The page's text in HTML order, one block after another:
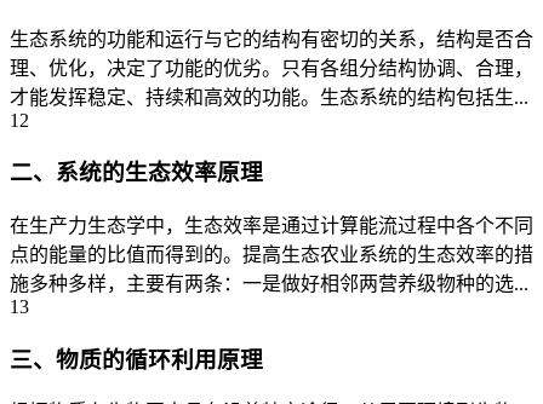
生态系统的功能和运行与它的结构有密切的关系，结构是否合
理、优化，决定了功能的优劣。只有各组分结构协调、合理，
才能发挥稳定、持续和高效的功能。生态系统的结构包括生...
12
二、系统的生态效率原理
在生产力生态学中，生态效率是通过计算能流过程中各个不同
点的能量的比值而得到的。提高生态农业系统的生态效率的措
施多种多样，主要有两条：一是做好相邻两营养级物种的选...
13
三、物质的循环利用原理